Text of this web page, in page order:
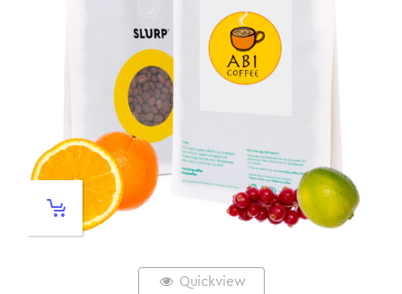
Quickview